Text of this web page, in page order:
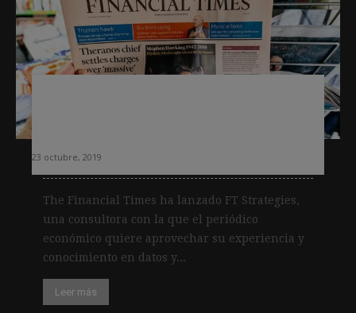
23 octubre, 2019
The Financial Times ha lanzado FT Strategies,
una consultora con la que el periódico
económico quiere aprovechar su experiencia y
conocimiento en datos y...
Leer más